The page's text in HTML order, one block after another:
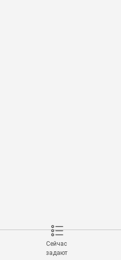
Сейчас
задают